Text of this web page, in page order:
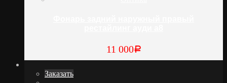
11 000Р
Заказать